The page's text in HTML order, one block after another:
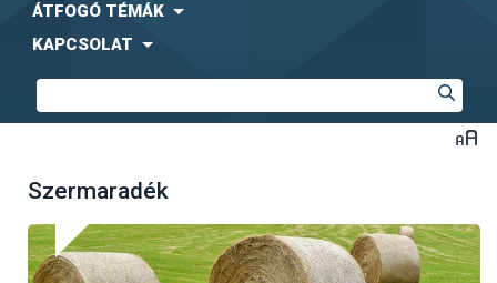
ÁTFOGÓ TÉMÁK
KAPCSOLAT
Szermaradék